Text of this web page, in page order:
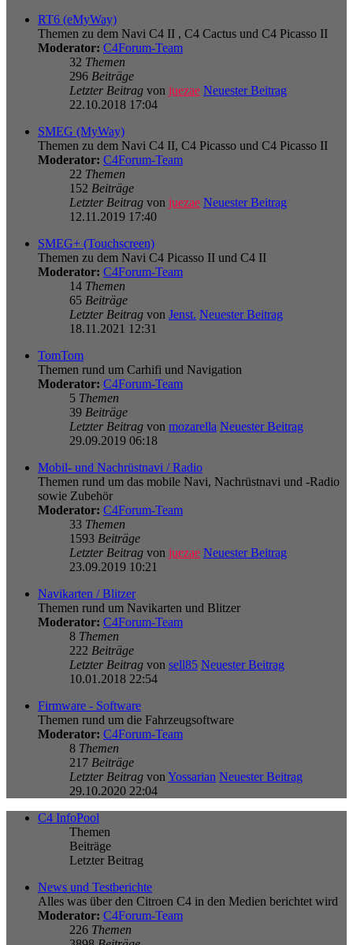
RT6 (eMyWay)
Themen zu dem Navi C4 II , C4 Cactus und C4 Picasso II
Moderator: C4Forum-Team
32 Themen
296 Beiträge
Letzter Beitrag von juezae Neuester Beitrag
22.10.2018 17:04
SMEG (MyWay)
Themen zu dem Navi C4 II, C4 Picasso und C4 Picasso II
Moderator: C4Forum-Team
22 Themen
152 Beiträge
Letzter Beitrag von juezae Neuester Beitrag
12.11.2019 17:40
SMEG+ (Touchscreen)
Themen zu dem Navi C4 Picasso II und C4 II
Moderator: C4Forum-Team
14 Themen
65 Beiträge
Letzter Beitrag von Jenst. Neuester Beitrag
18.11.2021 12:31
TomTom
Themen rund um Carhifi und Navigation
Moderator: C4Forum-Team
5 Themen
39 Beiträge
Letzter Beitrag von mozarella Neuester Beitrag
29.09.2019 06:18
Mobil- und Nachrüstnavi / Radio
Themen rund um das mobile Navi, Nachrüstnavi und -Radio
sowie Zubehör
Moderator: C4Forum-Team
33 Themen
1593 Beiträge
Letzter Beitrag von juezae Neuester Beitrag
23.09.2019 10:21
Navikarten / Blitzer
Themen rund um Navikarten und Blitzer
Moderator: C4Forum-Team
8 Themen
222 Beiträge
Letzter Beitrag von sell85 Neuester Beitrag
10.01.2018 22:54
Firmware - Software
Themen rund um die Fahrzeugsoftware
Moderator: C4Forum-Team
8 Themen
217 Beiträge
Letzter Beitrag von Yossarian Neuester Beitrag
29.10.2020 22:04
C4 InfoPool
Themen
Beiträge
Letzter Beitrag
News und Testberichte
Alles was über den Citroen C4 in den Medien berichtet wird
Moderator: C4Forum-Team
226 Themen